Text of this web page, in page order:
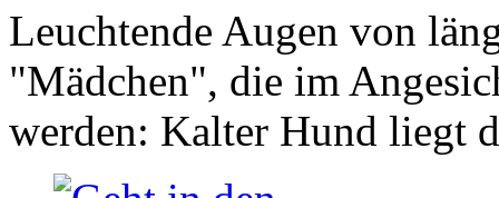
Leuchtende Augen von
"Mädchen", die im
werden: Kalter Hund liegt